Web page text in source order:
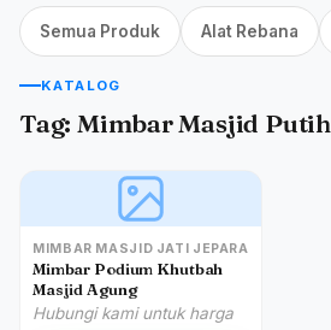
Semua Produk Alat Rebana
KATALOG
Tag: Mimbar Masjid Putih
MIMBAR MASJID JATI JEPARA
Mimbar Podium Khutbah
Masjid Agung
Hubungi kami untuk harga